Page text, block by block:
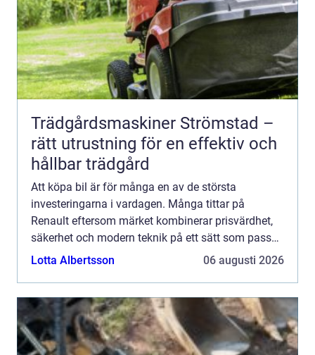
Trädgårdsmaskiner Strömstad –
rätt utrustning för en effektiv och
hållbar trädgård
Att köpa bil är för många en av de största
investeringarna i vardagen. Många tittar på
Renault eftersom märket kombinerar prisvärdhet,
säkerhet och modern teknik på ett sätt som passar
både familjer, pendlare och företagare. Den som
Lotta Albertsson 06 augusti 2026